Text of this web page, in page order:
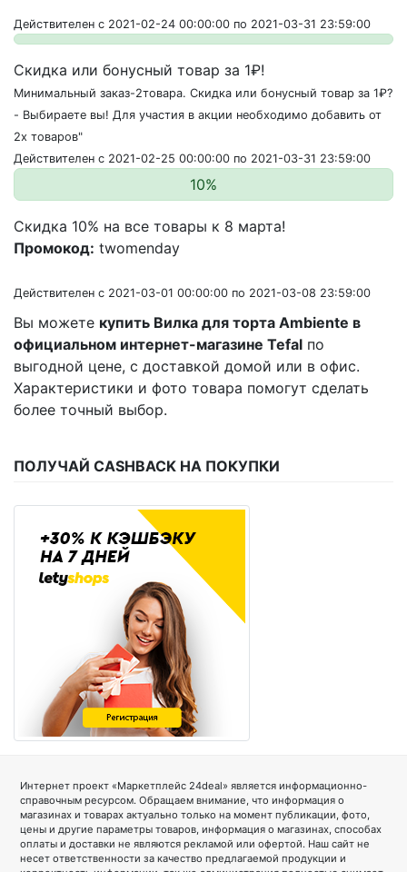
Действителен с 2021-02-24 00:00:00 по 2021-03-31 23:59:00
Скидка или бонусный товар за 1₽!
Минимальный заказ-2товара. Скидка или бонусный товар за 1₽?
- Выбираете вы! Для участия в акции необходимо добавить от
2х товаров"
Действителен с 2021-02-25 00:00:00 по 2021-03-31 23:59:00
10%
Скидка 10% на все товары к 8 марта!
Промокод: twomenday
Действителен с 2021-03-01 00:00:00 по 2021-03-08 23:59:00
Вы можете купить Вилка для торта Ambiente в
официальном интернет-магазине Tefal по
выгодной цене, с доставкой домой или в офис.
Характеристики и фото товара помогут сделать
более точный выбор.
ПОЛУЧАЙ CASHBACK НА ПОКУПКИ
Интернет проект «Маркетплейс 24deal» является информационно-
справочным ресурсом. Обращаем внимание, что информация о
магазинах и товарах актуально только на момент публикации, фото,
цены и другие параметры товаров, информация о магазинах, способах
оплаты и доставки не являются рекламой или офертой. Наш сайт не
несет ответственности за качество предлагаемой продукции и